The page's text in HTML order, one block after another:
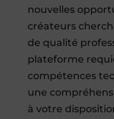
nouvelles
créateurs
de qualité
plateforme
compétences
une
à votre